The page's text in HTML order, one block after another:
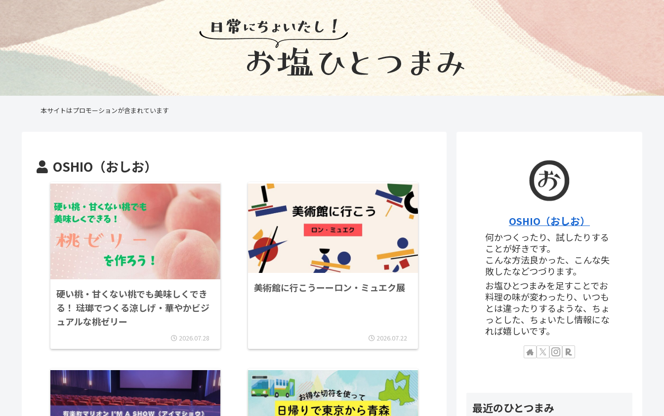
本サイトはプロモーションが含まれています
OSHIO（おしお）
硬い桃・甘くない桃でも美味しくでき
る！ 琺瑯でつくる涼しげ・華やかビジ
ュアルな桃ゼリー
2026.07.28
美術館に行こうーーロン・ミュエク展
2026.07.22
OSHIO（おしお）
何かつくったり、試したりする
ことが好きです。
こんな方法良かった、こんな失
敗したなどつづります。
お塩ひとつまみを足すことでお
料理の味が変わったり、いつも
とは違ったりするような、ちょ
っとした、ちょいたし情報にな
れば嬉しいです。
最近のひとつまみ